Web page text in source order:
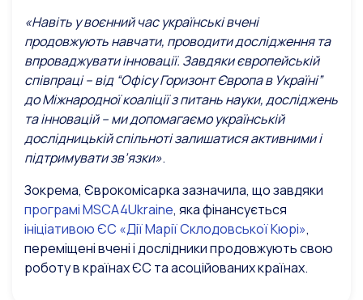
«Навіть у воєнний час українські вчені
продовжують навчати, проводити дослідження та
впроваджувати інновації. Завдяки європейській
співпраці – від “Офісу Горизонт Європа в Україні”
до Міжнародної коаліції з питань науки, досліджень
та інновацій – ми допомагаємо українській
дослідницькій спільноті залишатися активними і
підтримувати зв’язки».
Зокрема, Єврокомісарка зазначила, що завдяки
програмі MSCA4Ukraine, яка фінансується
ініціативою ЄС «Дії Марії Склодовської Кюрі»,
переміщені вчені і дослідники продовжують свою
роботу в країнах ЄС та асоційованих країнах.